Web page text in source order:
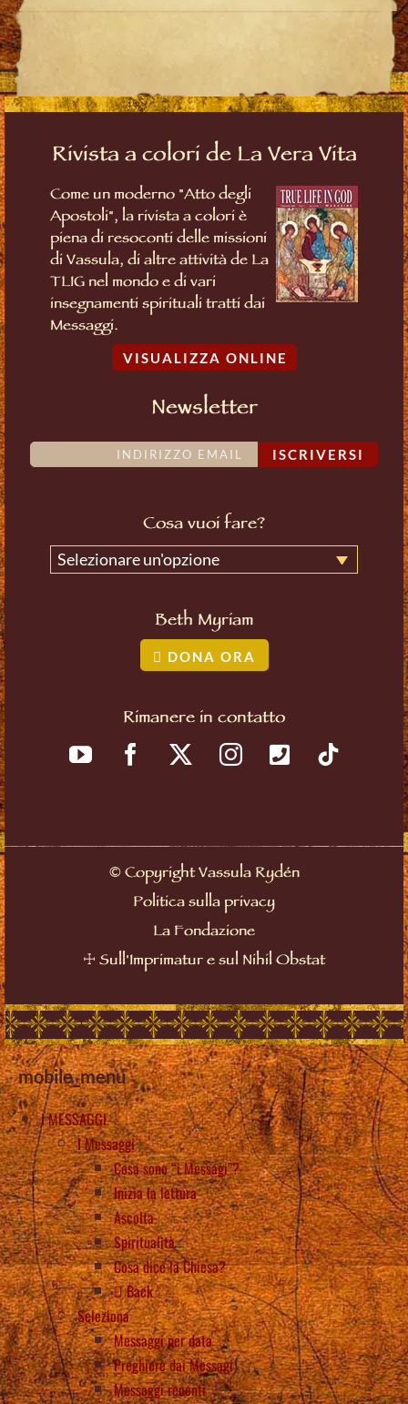
Rivista a colori de La Vera Vita
Come un moderno "Atto degli
Apostoli", la rivista a colori è
piena di resoconti delle missioni
di Vassula, di altre attività de La
TLIG nel mondo e di vari
insegnamenti spirituali tratti dai
Messaggi.
VISUALIZZA ONLINE
Newsletter
ISCRIVERSI
Cosa vuoi fare?
Selezionare un'opzione
Beth Myriam
DONA ORA
Rimanere in contatto
©Copyright Vassula Rydén
Politica sulla privacy
La Fondazione
☩ Sull'Imprimatur e sul Nihil Obstat
mobile_menu
I MESSAGGI
I Messaggi
Cosa sono “i Messagi”?
Inizia la lettura
Ascolta
Spiritualità
Cosa dice la Chiesa?
Back
Seleziona
Messaggi per data
Preghiere dai Messagi
Messaggi recenti